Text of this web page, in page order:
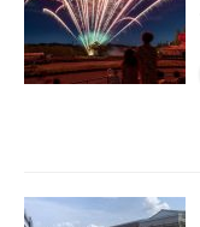
#泉ヶ丘駅#栂・美木多駅
#あなたはどっち？